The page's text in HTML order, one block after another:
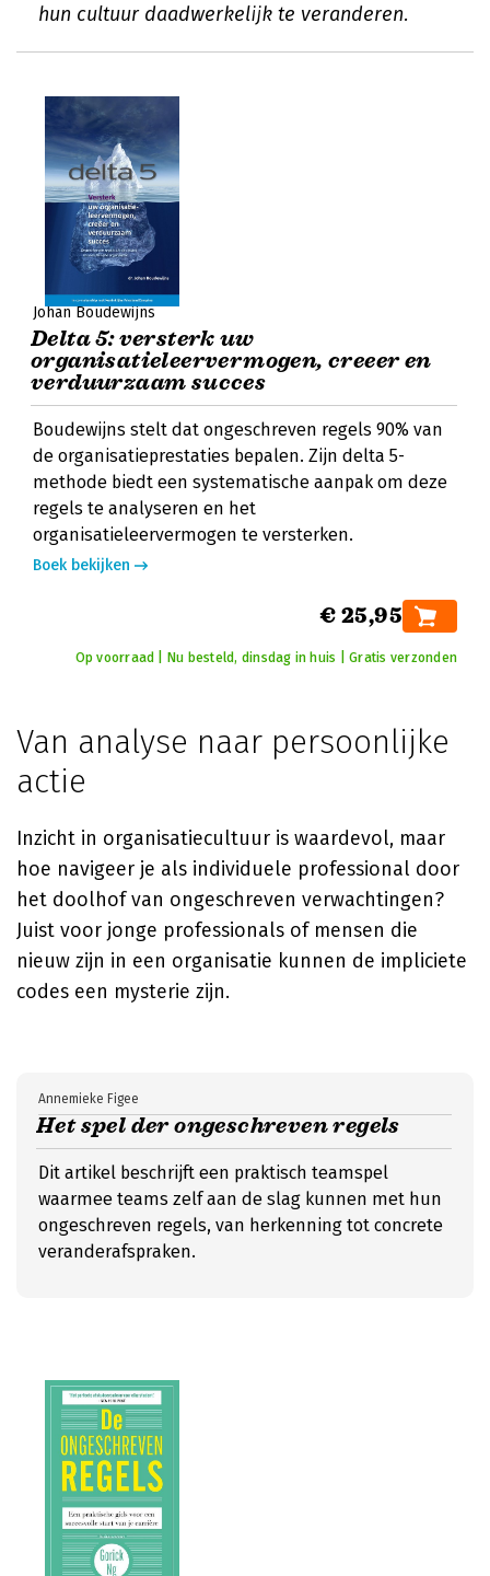
hun cultuur daadwerkelijk te veranderen.
Johan Boudewijns
Delta 5: versterk uw
organisatieleervermogen, creeer en
verduurzaam succes
Boudewijns stelt dat ongeschreven regels 90% van
de organisatieprestaties bepalen. Zijn delta 5-
methode biedt een systematische aanpak om deze
regels te analyseren en het
organisatieleervermogen te versterken.
Boek bekijken
€ 25,95
Op voorraad | Nu besteld, dinsdag in huis | Gratis verzonden
Van analyse naar persoonlijke
actie
Inzicht in organisatiecultuur is waardevol, maar
hoe navigeer je als individuele professional door
het doolhof van ongeschreven verwachtingen?
Juist voor jonge professionals of mensen die
nieuw zijn in een organisatie kunnen de impliciete
codes een mysterie zijn.
Het spel der ongeschreven regels
Annemieke Figee
Dit artikel beschrijft een praktisch teamspel
waarmee teams zelf aan de slag kunnen met hun
ongeschreven regels, van herkenning tot concrete
veranderafspraken.